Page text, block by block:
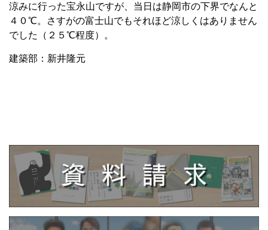
涼みに行った宝永山ですが、当日は静岡市の下界でなんと
４０℃。さすがの富士山でもそれほど涼しくはありません
でした
（２５℃程度）。
建築部：新井隆元